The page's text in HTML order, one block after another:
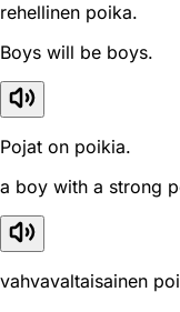
rehellinen poika.
Boys will be boys.
Pojat on poikia.
a boy with a strong
vahvavaltaisainen